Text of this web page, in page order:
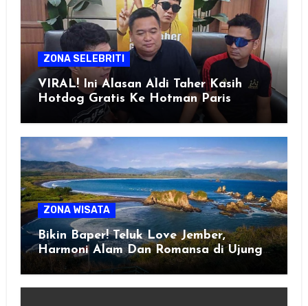
ZONA SELEBRITI
VIRAL! Ini Alasan Aldi Taher Kasih
Hotdog Gratis Ke Hotman Paris
ZONA WISATA
Bikin Baper! Teluk Love Jember,
Harmoni Alam Dan Romansa di Ujung
Selatan Jawa